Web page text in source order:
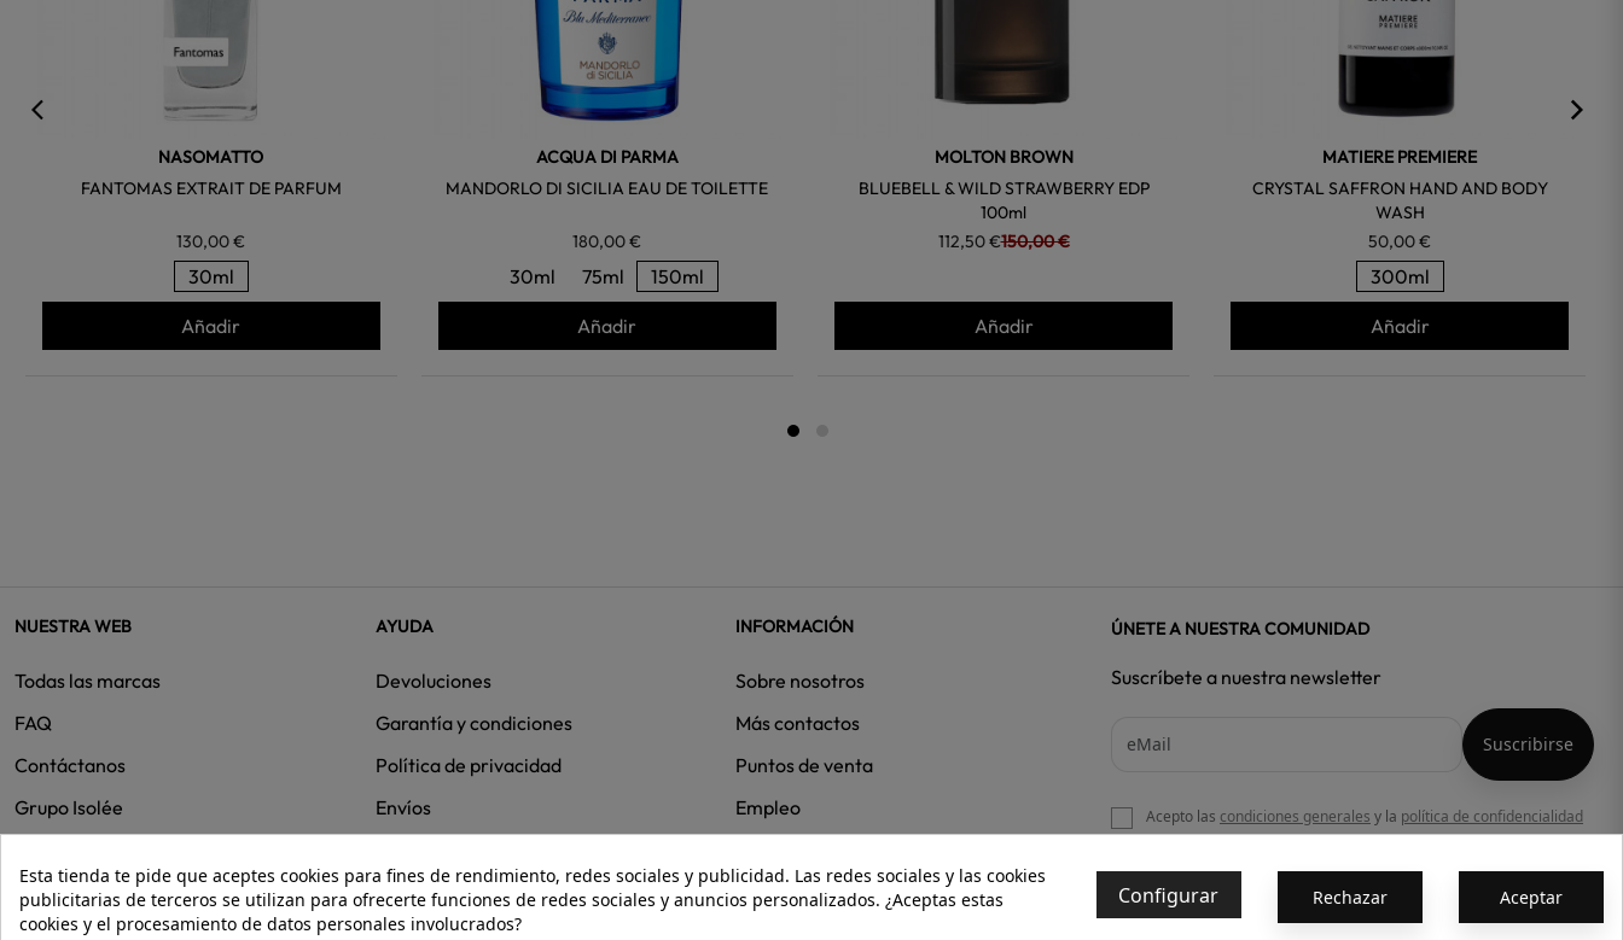
NASOMATTO
FANTOMAS EXTRAIT DE PARFUM
130,00 €
30ml
Añadir
ACQUA DI PARMA
MANDORLO DI SICILIA EAU DE TOILETTE
180,00 €
30ml 75ml 150ml
Añadir
MOLTON BROWN
BLUEBELL & WILD STRAWBERRY EDP
100ml
112,50 €150,00 €
Añadir
MATIERE PREMIERE
CRYSTAL SAFFRON HAND AND BODY
WASH
50,00 €
300ml
Añadir
NUESTRA WEB
Todas las marcas
FAQ
Contáctanos
Grupo Isolée
AYUDA
Devoluciones
Garantía y condiciones
Política de privacidad
Envíos
INFORMACIÓN
Sobre nosotros
Más contactos
Puntos de venta
Empleo
ÚNETE A NUESTRA COMUNIDAD
Suscríbete a nuestra newsletter
Acepto las condiciones generales y la política de confidencialidad
Esta tienda te pide que aceptes cookies para fines de rendimiento, redes sociales y publicidad. Las redes sociales y las cookies
publicitarias de terceros se utilizan para ofrecerte funciones de redes sociales y anuncios personalizados. ¿Aceptas estas
cookies y el procesamiento de datos personales involucrados?
Configurar Rechazar Aceptar